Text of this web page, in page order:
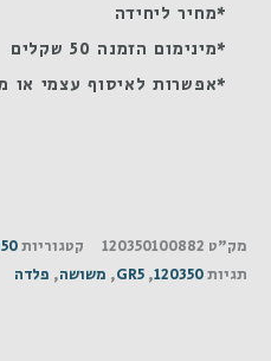
*מחיר ליחידה
*מינימום הזמנה 50 שקלים
*אפשרות לאיסוף עצמי או
מק"ט 120350100882 קטגוריות
תגיות120350
,
GR5
, משושה, פלדה